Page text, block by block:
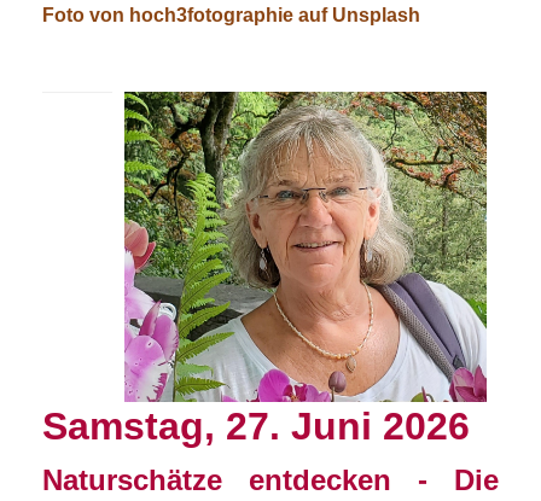
Foto von hoch3fotographie auf Unsplash
Samstag, 27. Juni 2026
Naturschätze entdecken - Die